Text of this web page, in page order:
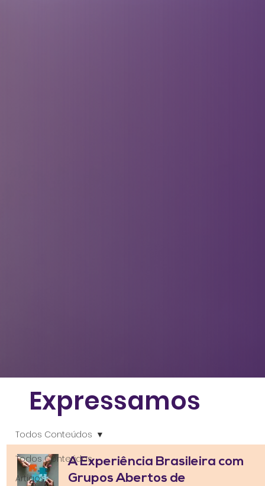
Todos Conteúdos
Artigos
Todos Conteúdos
A Experiência Brasileira com
Grupos Abertos de
Expressamos